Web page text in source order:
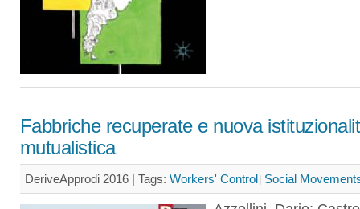
Fabbriche recuperate e nuova
mutualistica
DeriveApprodi 2016 | Tags: Workers' Control Social